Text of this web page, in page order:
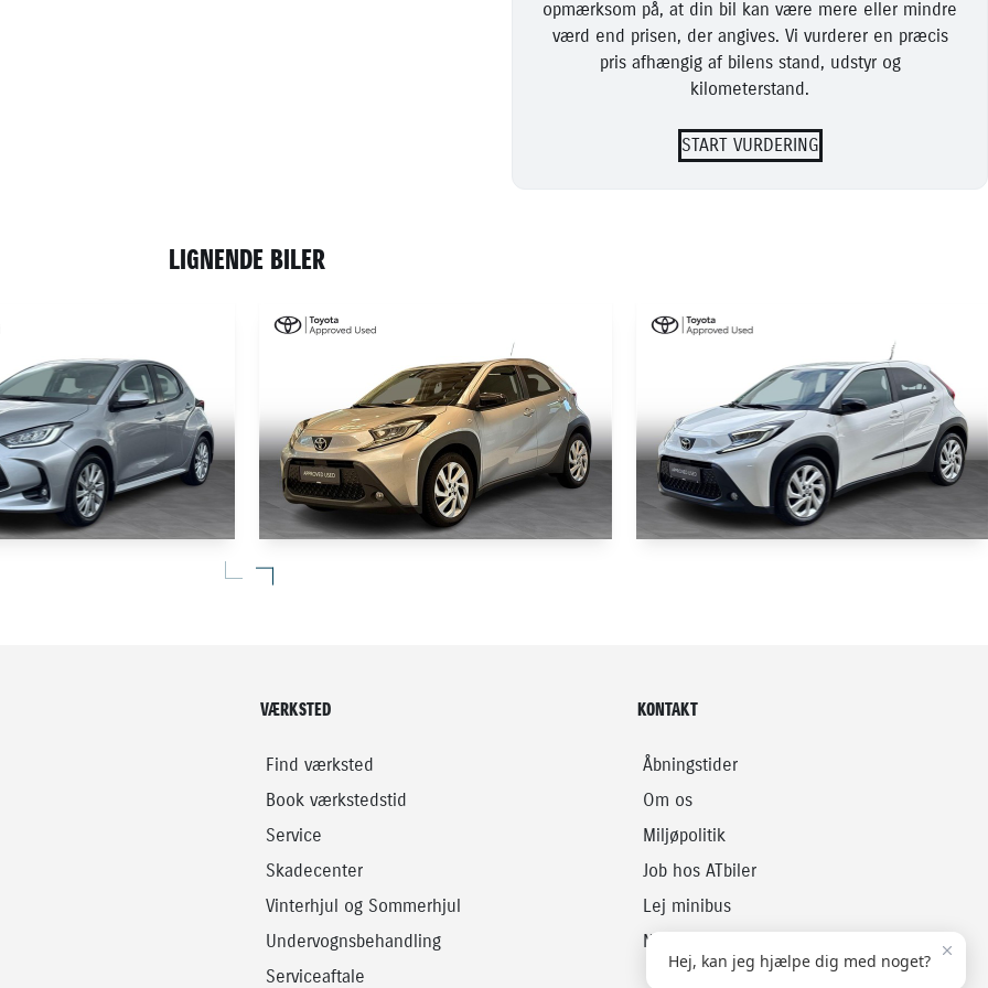
opmærksom på, at din bil kan være mere eller mindre
værd end prisen, der angives. Vi vurderer en præcis
pris afhængig af bilens stand, udstyr og
kilometerstand.
START VURDERING
LIGNENDE BILER
TOYOTA AYGO X
2023
BENZIN
2023
BENZIN
VÆRKSTED
Find værksted
Book værkstedstid
Service
Skadecenter
Vinterhjul og Sommerhjul
Undervognsbehandling
Serviceaftale
KONTAKT
Åbningstider
Om os
Miljøpolitik
Job hos ATbiler
Lej minibus
Nummerpladeoperatør